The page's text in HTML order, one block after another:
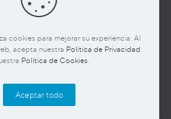
CONTACTA
de privacidad y Aviso Legal.
cookies para mejorar su experiencia. Al
acepta nuestra Política de Privacidad
Política de Cookies
Aceptar todo